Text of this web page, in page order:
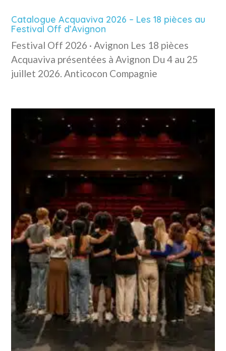
Catalogue Acquaviva 2026 – Les 18 pièces au
Festival Off d’Avignon
Festival Off 2026 · Avignon Les 18 pièces
Acquaviva présentées à Avignon Du 4 au 25
juillet 2026. Anticocon Compagnie